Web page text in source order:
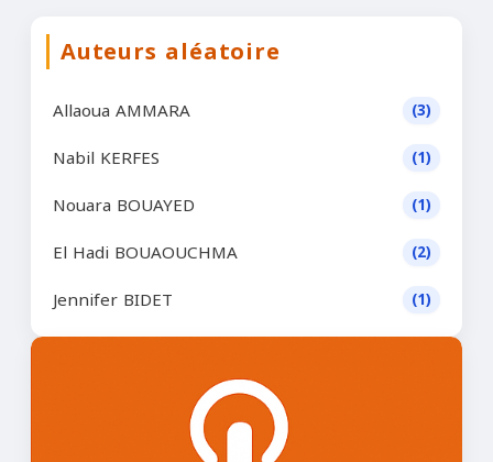
Auteurs aléatoire
Allaoua AMMARA (3)
Nabil KERFES (1)
Nouara BOUAYED (1)
El Hadi BOUAOUCHMA (2)
Jennifer BIDET (1)